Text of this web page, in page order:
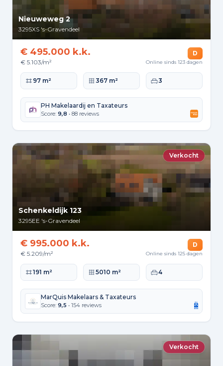
Nieuweweg 2
3295XS 's-Gravendeel
€ 495.000 k.k.
€ 5.103/m²
D
Online sinds 123 dagen
Woonoppervlakte
97 m² Perceeloppervlakte
367 m² Slaapkamers
3
PH Makelaardij en Taxateurs
Score: 9,8 • 88 reviews
Verkocht
Schenkeldijk 123
3295EE 's-Gravendeel
€ 995.000 k.k.
€ 5.209/m²
D
Online sinds 125 dagen
Woonoppervlakte
191 m² Perceeloppervlakte
5010 m² Slaapkamers
4
MarQuis Makelaars & Taxateurs
Score: 9,5 • 154 reviews
Verkocht